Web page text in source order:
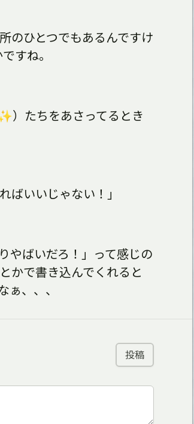
のひとつでもあるんですけ
すね。
）たちをあさってるとき
ばいいじゃない！」
やばいだろ！」って感じの
かで書き込んでくれると
ぁ、、、
投稿